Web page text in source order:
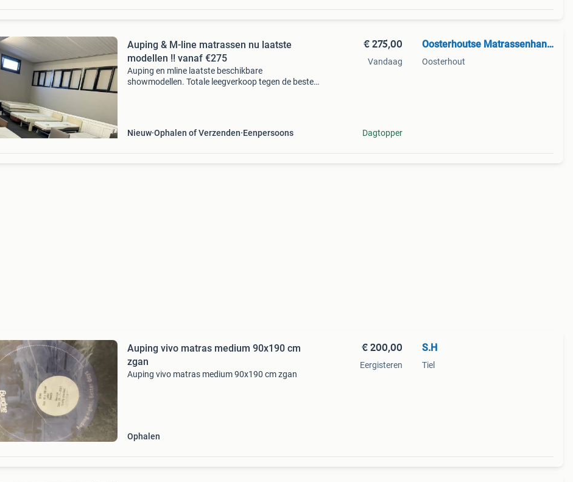
Auping & M-line matrassen nu laatste
modellen !! vanaf €275
Auping en mline laatste beschikbare
showmodellen. Totale leegverkoop tegen de beste
Nieuw Ophalen of Verzenden Eenpersoons
€ 275,00
Vandaag
Dagtopper
Oosterhoutse Matrassenhandel
Oosterhout
Auping vivo matras medium 90x190 cm
zgan
Auping vivo matras medium 90x190 cm zgan
Ophalen
€ 200,00
Eergisteren
S.H
Tiel